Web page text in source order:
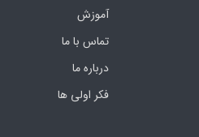
آموزش
تماس با ما
درباره ما
فکر اولی ها